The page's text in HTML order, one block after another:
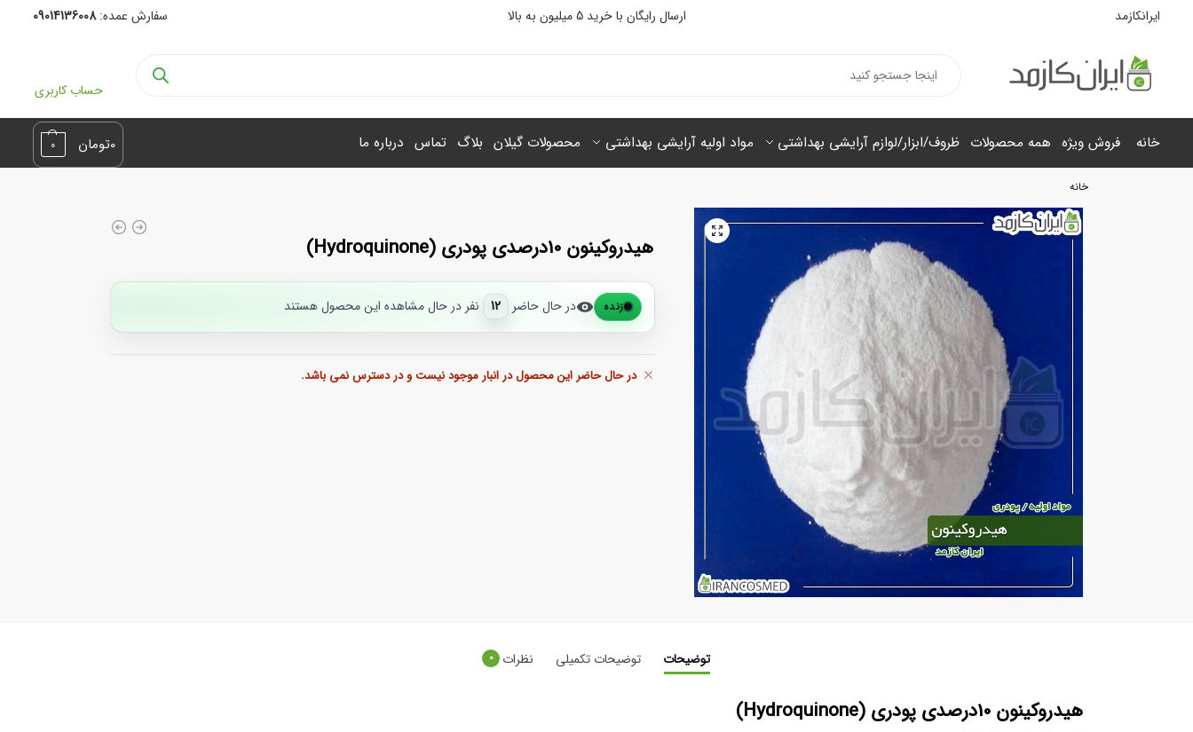
ایرانکازمد ارسال رایگان با خرید 5 میلیون‌ به بالا سفارش عمده:09014136008
حساب کاربری
خانه فروش ویژه همه محصولات ظروف/ابزار/لوازم آرایشی بهداشتی مواد اولیه آرایشی بهداشتی محصولات گیلان بلاگ تماس درباره ما 0تومان 0
خانه
هیدروکینون 10درصدی پودری (Hydroquinone)
زنده در حال حاضر 12 نفر در حال مشاهده این محصول هستند
در حال حاضر این محصول در انبار موجود نیست و در دسترس نمی باشد.
توضیحات توضیحات تکمیلی نظرات 0
هیدروکینون 10درصدی پودری (Hydroquinone)